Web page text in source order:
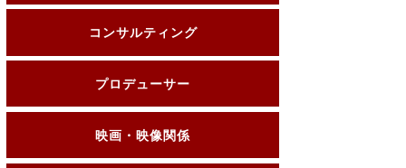
コンサルティング
プロデューサー
映画・映像関係